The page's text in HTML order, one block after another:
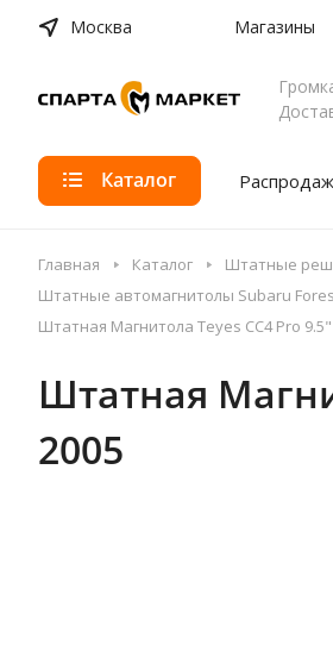
Москва Магазины
Каталог
Главная Каталог Штатные
Штатные автомагнитолы Subaru
Штатная Магнитола Teyes CC4 Pro
Штатная
2005